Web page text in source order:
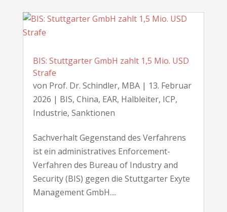
BIS: Stuttgarter GmbH zahlt 1,5 Mio. USD
Strafe
von Prof. Dr. Schindler, MBA| 13. Februar
2026 | BIS, China, EAR, Halbleiter, ICP,
Industrie, Sanktionen
Sachverhalt Gegenstand des Verfahrens
ist ein administratives Enforcement-
Verfahren des Bureau of Industry and
Security (BIS) gegen die Stuttgarter Exyte
Management GmbH....